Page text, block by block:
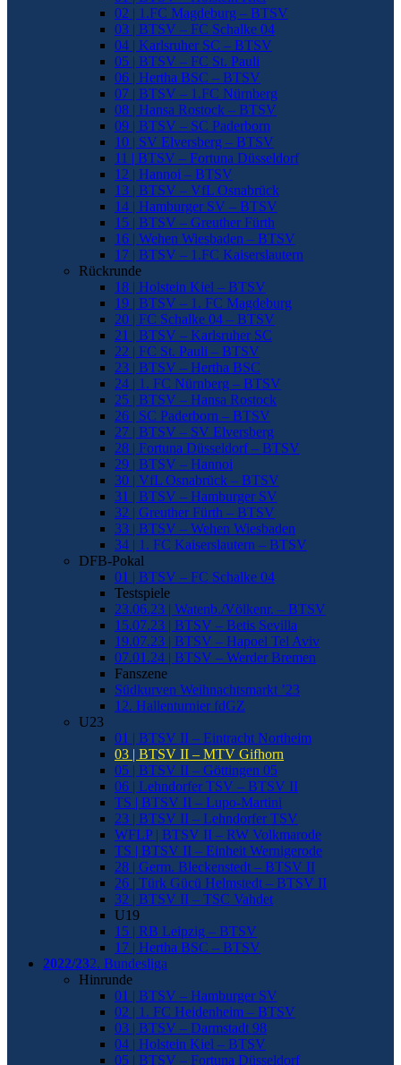
02 | 1.FC Magdeburg – BTSV
03 | BTSV – FC Schalke 04
04 | Karlsruher SC – BTSV
05 | BTSV – FC St. Pauli
06 | Hertha BSC – BTSV
07 | BTSV – 1.FC Nürnberg
08 | Hansa Rostock – BTSV
09 | BTSV – SC Paderborn
10 | SV Elversberg – BTSV
11 | BTSV – Fortuna Düsseldorf
12 | Hannoi – BTSV
13 | BTSV – VfL Osnabrück
14 | Hamburger SV – BTSV
15 | BTSV – Greuther Fürth
16 | Wehen Wiesbaden – BTSV
17 | BTSV – 1.FC Kaiserslautern
Rückrunde
18 | Holstein Kiel – BTSV
19 | BTSV – 1. FC Magdeburg
20 | FC Schalke 04 – BTSV
21 | BTSV – Karlsruher SC
22 | FC St. Pauli – BTSV
23 | BTSV – Hertha BSC
24 | 1. FC Nürnberg – BTSV
25 | BTSV – Hansa Rostock
26 | SC Paderborn – BTSV
27 | BTSV – SV Elversberg
28 | Fortuna Düsseldorf – BTSV
29 | BTSV – Hannoi
30 | VfL Osnabrück – BTSV
31 | BTSV – Hamburger SV
32 | Greuther Fürth – BTSV
33 | BTSV – Wehen Wiesbaden
34 | 1. FC Kaiserslautern – BTSV
DFB-Pokal
01 | BTSV – FC Schalke 04
Testspiele
23.06.23 | Watenb./Völkenr. – BTSV
15.07.23 | BTSV – Betis Sevilla
19.07.23 | BTSV – Hapoel Tel Aviv
07.01.24 | BTSV – Werder Bremen
Fanszene
Südkurven Weihnachtsmarkt ’23
12. Hallenturnier fdGZ
U23
01 | BTSV II – Eintracht Northeim
03 | BTSV II – MTV Gifhorn
05 | BTSV II – Göttingen 05
06 | Lehndorfer TSV – BTSV II
TS | BTSV II – Lupo-Martini
23 | BTSV II – Lehndorfer TSV
WFLP | BTSV II – RW Volkmarode
TS | BTSV II – Einheit Wernigerode
28 | Germ. Bleckenstedt – BTSV II
26 | Türk Gücü Helmstedt – BTSV II
32 | BTSV II – TSC Vahdet
U19
15 | RB Leipzig – BTSV
17 | Hertha BSC – BTSV
2022/232. Bundesliga
Hinrunde
01 | BTSV – Hamburger SV
02 | 1. FC Heidenheim – BTSV
03 | BTSV – Darmstadt 98
04 | Holstein Kiel – BTSV
05 | BTSV – Fortuna Düsseldorf